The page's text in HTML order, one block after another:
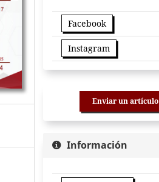
Facebook
Instagram
Enviar un artículo
Información